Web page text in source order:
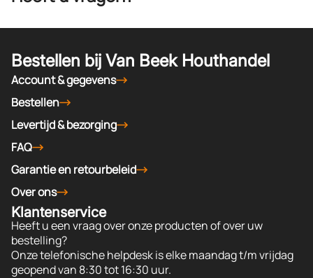
Bestellen bij Van Beek Houthandel
Account & gegevens
Bestellen
Levertijd & bezorging
FAQ
Garantie en retourbeleid
Over ons
Klantenservice
Heeft u een vraag over onze producten of over uw
bestelling?
Onze telefonische helpdesk is elke maandag t/m vrijdag
geopend van 8:30 tot 16:30 uur.